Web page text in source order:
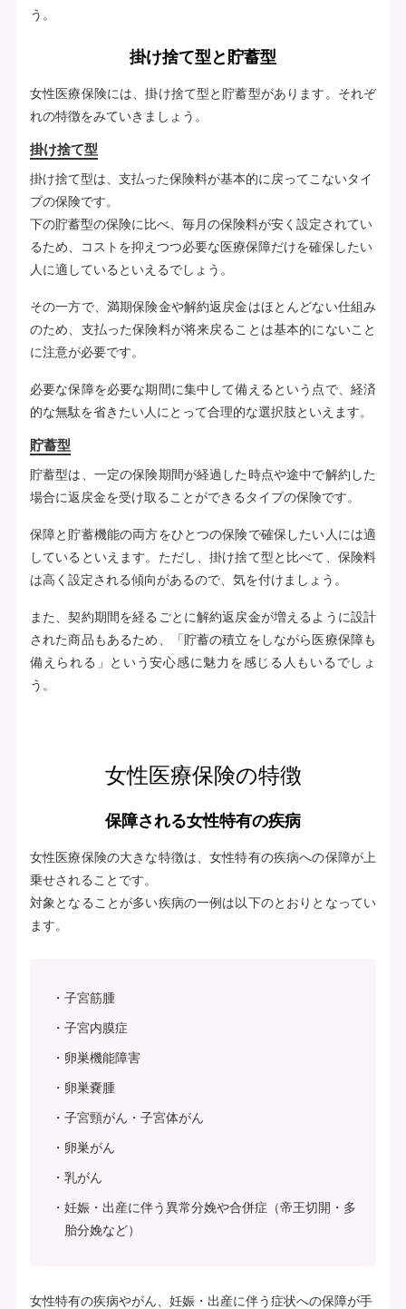
う。
掛け捨て型と貯蓄型
女性医療保険には、掛け捨て型と貯蓄型があります。それぞ
れの特徴をみていきましょう。
掛け捨て型
掛け捨て型は、支払った保険料が基本的に戻ってこないタイ
プの保険です。
下の貯蓄型の保険に比べ、毎月の保険料が安く設定されてい
るため、コストを抑えつつ必要な医療保障だけを確保したい
人に適しているといえるでしょう。
その一方で、満期保険金や解約返戻金はほとんどない仕組み
のため、支払った保険料が将来戻ることは基本的にないこと
に注意が必要です。
必要な保障を必要な期間に集中して備えるという点で、経済
的な無駄を省きたい人にとって合理的な選択肢といえます。
貯蓄型
貯蓄型は、一定の保険期間が経過した時点や途中で解約した
場合に返戻金を受け取ることができるタイプの保険です。
保障と貯蓄機能の両方をひとつの保険で確保したい人には適
しているといえます。ただし、掛け捨て型と比べて、保険料
は高く設定される傾向があるので、気を付けましょう。
また、契約期間を経るごとに解約返戻金が増えるように設計
された商品もあるため、「貯蓄の積立をしながら医療保障も
備えられる」という安心感に魅力を感じる人もいるでしょ
う。
女性医療保険の特徴
保障される女性特有の疾病
女性医療保険の大きな特徴は、女性特有の疾病への保障が上
乗せされることです。
対象となることが多い疾病の一例は以下のとおりとなってい
ます。
子宮筋腫
子宮内膜症
卵巣機能障害
卵巣嚢腫
子宮頸がん・子宮体がん
卵巣がん
乳がん
妊娠・出産に伴う異常分娩や合併症（帝王切開・多
胎分娩など）
女性特有の疾病やがん、妊娠・出産に伴う症状への保障が手